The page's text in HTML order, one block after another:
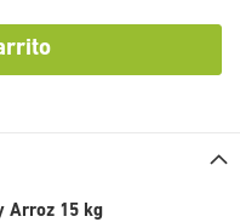
Arroz 15 kg